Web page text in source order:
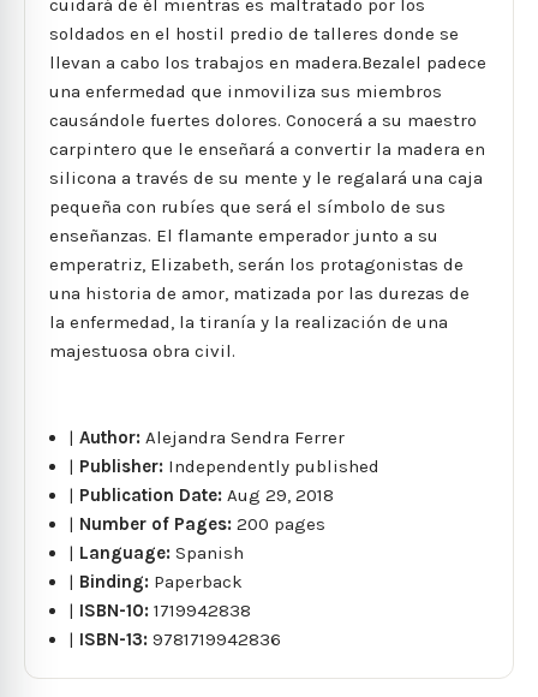
cuidará de él mientras es maltratado por los
soldados en el hostil predio de talleres donde se
llevan a cabo los trabajos en madera.Bezalel padece
una enfermedad que inmoviliza sus miembros
causándole fuertes dolores. Conocerá a su maestro
carpintero que le enseñará a convertir la madera en
silicona a través de su mente y le regalará una caja
pequeña con rubíes que será el símbolo de sus
enseñanzas. El flamante emperador junto a su
emperatriz, Elizabeth, serán los protagonistas de
una historia de amor, matizada por las durezas de
la enfermedad, la tiranía y la realización de una
majestuosa obra civil.
|Author:Alejandra Sendra Ferrer
| Publisher: Independently published
| Publication Date:Aug 29, 2018
| Number of Pages:200 pages
| Language:Spanish
| Binding: Paperback
| ISBN-10:1719942838
| ISBN-13:9781719942836